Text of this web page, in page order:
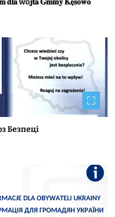
Безпеці